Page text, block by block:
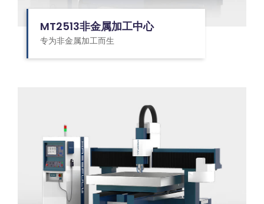
MT2513非金属加工中心
专为非金属加工而生